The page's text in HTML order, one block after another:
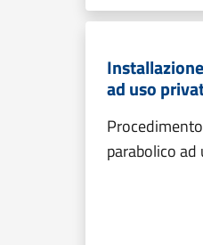
ad uso
parabolico